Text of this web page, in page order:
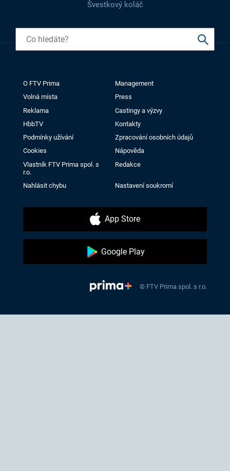
Švestkový koláč
O FTV Prima
Management
Volná místa
Press
Reklama
Castingy a výzvy
HbbTV
Kontakty
Podmínky užívání
Zpracování osobních údajů
Cookies
Nápověda
Vlastník FTV Prima spol. s
r.o.
Redakce
Nahlásit chybu Nastavení soukromí
App Store
Google Play
© FTV Prima spol. s r.o.